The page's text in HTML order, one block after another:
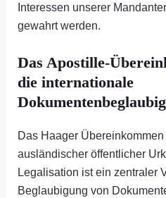
Interessen unserer
gewahrt werden.
Das Apostille-
die internationale
Das Haager
ausländischer öffentlicher
Legalisation ist ein zentraler
Beglaubigung von